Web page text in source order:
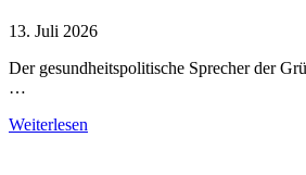
13. Juli 2026
Der gesundheitspolitische Sprecher der
…
Weiterlesen